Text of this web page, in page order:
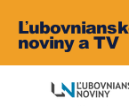
noviny a TV